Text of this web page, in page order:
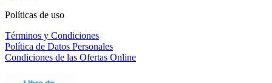
Políticas de uso
Términos y Condiciones
Política de Datos Personales
Condiciones de las Ofertas Online